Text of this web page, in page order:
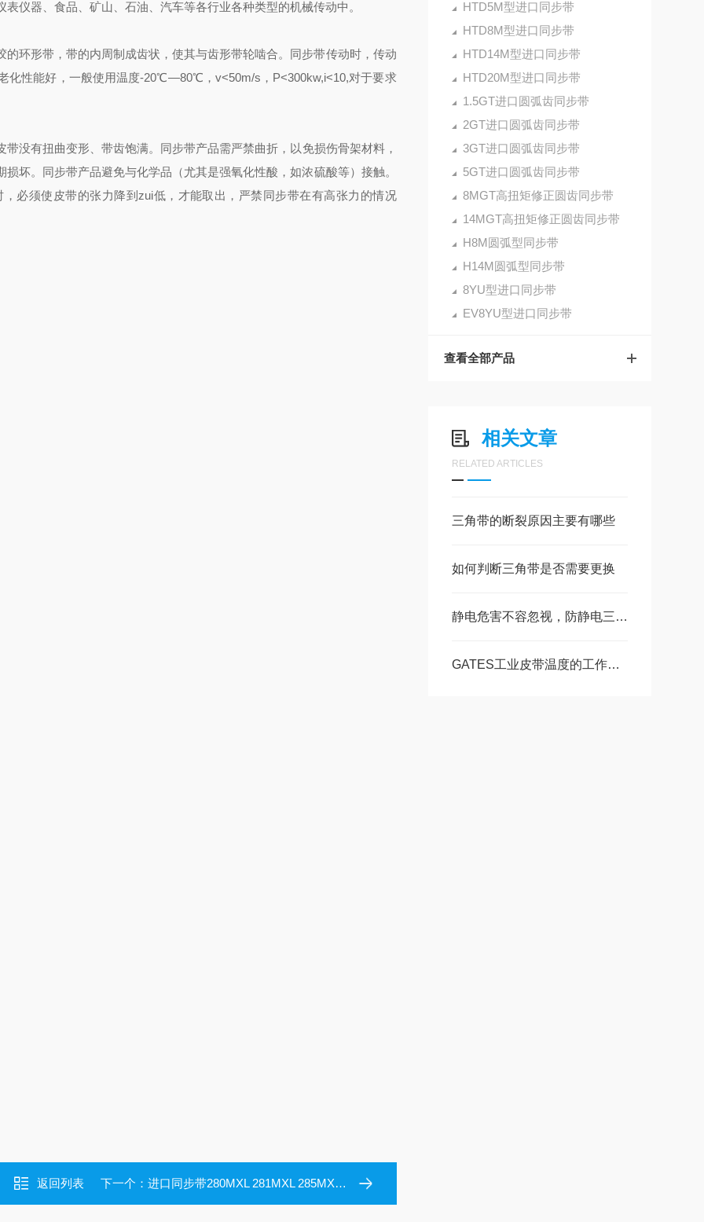
HTD5M型进口同步带
HTD8M型进口同步带
HTD14M型进口同步带
HTD20M型进口同步带
1.5GT进口圆弧齿同步带
2GT进口圆弧齿同步带
3GT进口圆弧齿同步带
5GT进口圆弧齿同步带
8MGT高扭矩修正圆齿同步带
14MGT高扭矩修正圆齿同步带
H8M圆弧型同步带
H14M圆弧型同步带
8YU型进口同步带
EV8YU型进口同步带
查看全部产品
相关文章
RELATED ARTICLES
三角带的断裂原因主要有哪些
如何判断三角带是否需要更换
静电危害不容忽视，防静电三角带值得拥有
GATES工业皮带温度的工作范围
仪器、食品、矿山、石油、汽车等各行业各种类型的机械传动中。
环形带，带的内周制成齿状，使其与齿形带轮啮合。同步带传动时，传动
化性能好，一般使用温度-20℃―80℃，v<50m/s，P<300kw,i<10,对于要求
没有扭曲变形、带齿饱满。 同步带产品需严禁曲折，以免损伤骨架材料，
坏。 同步带产品避免与化学品（尤其是强氧化性酸，如浓硫酸等）接触。
，必须使皮带的张力降到zui低，才能取出，严禁同步带在有高张力的情况
返回列表 下一个： 进口同步带280MXL 281MXL 285MXL 288MXL 290MXL 295MXL 297MXL 300MXL